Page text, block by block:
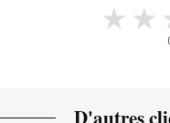
D'autres